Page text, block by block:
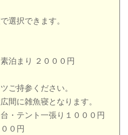
選択できます。
泊まり ２０００円
ご持参ください。
間に雑魚寝となります。
・テント一張り１０００円
０円